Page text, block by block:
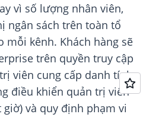
vì số lượng nhân viên,
ngân sách trên toàn tổ
mỗi kênh. Khách hàng sẽ
trên quyền truy cập
viên cung cấp danh tính
điều khiển quản trị viên
giờ) và quy định phạm vi